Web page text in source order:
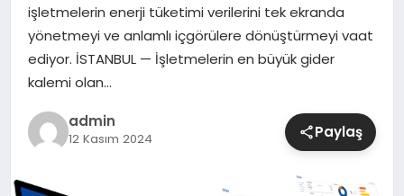
SPOR
TEKNOLOJI
YAŞAM
işletmelerin enerji tüketimi verilerini tek ekranda
yönetmeyi ve anlamlı içgörülere dönüştürmeyi vaat
ediyor. İSTANBUL — İşletmelerin en büyük gider
kalemi olan…
admin
12 Kasım 2024 Paylaş